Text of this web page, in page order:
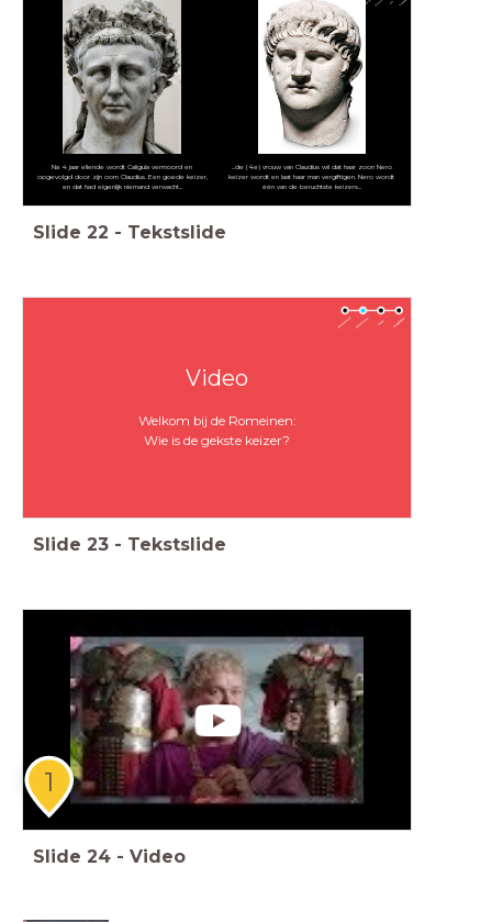
Na 4 jaar ellende wordt Caligula vermoord en
opgevolgd door zijn oom Claudius. Een goede keizer,
en dat had eigenlijk niemand verwacht...
...de (4e) vrouw van Claudius wil dat haar zoon Nero
keizer wordt en laat haar man vergiftigen. Nero wordt
één van de beruchtste keizers...
Slide 22 - Tekstslide
Video
Welkom bij de Romeinen:
Wie is de gekste keizer?
Slide 23 - Tekstslide
1
Slide 24 - Video